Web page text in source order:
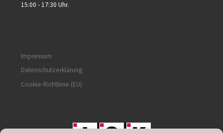
15:00 - 17:30 Uhr.
Impressum
Datenschutzerklärung
Cookie-Richtlinie (EU)